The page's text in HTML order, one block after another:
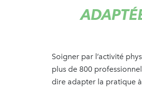
Soigner par l’activité
plus de 800
dire adapter la pratique